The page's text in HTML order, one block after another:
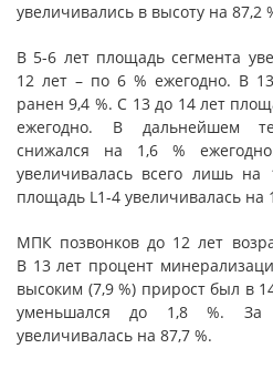
увеличивались в высоту на 87,2
В 5-6 лет площадь сегмента
12 лет – по 6 % ежегодно. В
ранен 9,4 %. С 13 до 14 лет
ежегодно. В дальнейшем
снижался на 1,6 %
увеличивалась всего лишь
площадь L1-4 увеличивалась на
МПК позвонков до 12 лет
В 13 лет процент
высоким (7,9 %) прирост был в
уменьшался до 1,8 %.
увеличивалась на 87,7 %.